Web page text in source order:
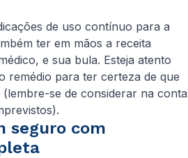
de uso contínuo para a
ter em mãos a receita
e sua bula. Esteja atento
remédio para ter certeza de que
se de considerar na conta
seguro com